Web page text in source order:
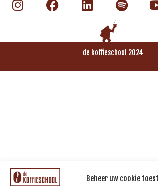
Beheer uw cookie
de koffieschool 2024